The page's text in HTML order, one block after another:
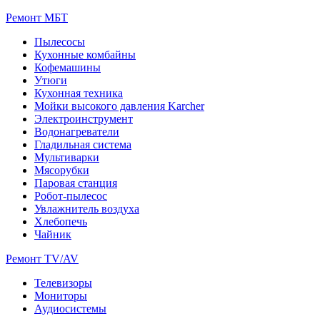
Ремонт МБТ
Пылесосы
Кухонные комбайны
Кофемашины
Утюги
Кухонная техника
Мойки высокого давления Karcher
Электроинструмент
Водонагреватели
Гладильная система
Мультиварки
Мясорубки
Паровая станция
Робот-пылесос
Увлажнитель воздуха
Хлебопечь
Чайник
Ремонт TV/AV
Телевизоры
Мониторы
Аудиосистемы